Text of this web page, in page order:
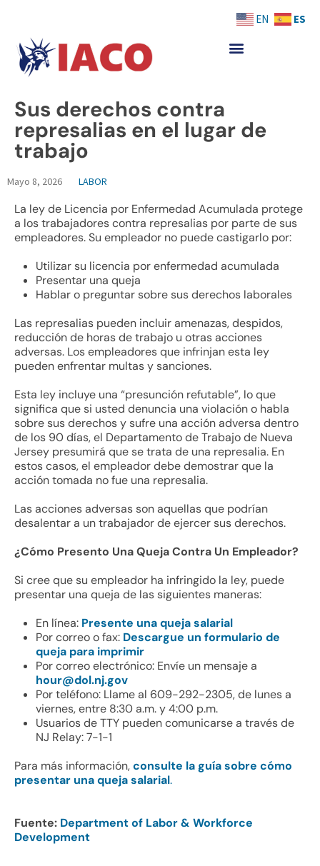
content
Sus derechos contra
represalias en el lugar de
trabajo
Mayo 8, 2026 LABOR
La ley de Licencia por Enfermedad Acumulada protege
a los trabajadores contra represalias por parte de sus
empleadores. Su empleador no puede castigarlo por:
Utilizar su licencia por enfermedad acumulada
Presentar una queja
Hablar o preguntar sobre sus derechos laborales
Las represalias pueden incluir amenazas, despidos,
reducción de horas de trabajo u otras acciones
adversas. Los empleadores que infrinjan esta ley
pueden enfrentar multas y sanciones.
Esta ley incluye una “presunción refutable”, lo que
significa que si usted denuncia una violación o habla
sobre sus derechos y sufre una acción adversa dentro
de los 90 días, el Departamento de Trabajo de Nueva
Jersey presumirá que se trata de una represalia. En
estos casos, el empleador debe demostrar que la
acción tomada no fue una represalia.
Las acciones adversas son aquellas que podrían
desalentar a un trabajador de ejercer sus derechos.
¿Cómo Presento Una Queja Contra Un Empleador?
Si cree que su empleador ha infringido la ley, puede
presentar una queja de las siguientes maneras:
En línea: Presente una queja salarial
Por correo o fax: Descargue un formulario de
queja para imprimir
Por correo electrónico: Envíe un mensaje a
hour@dol.nj.gov
Por teléfono: Llame al 609-292-2305, de lunes a
viernes, entre 8:30 a.m. y 4:00 p.m.
Usuarios de TTY pueden comunicarse a través de
NJ Relay: 7-1-1
Para más información,consulte la guía sobre cómo
presentar una queja salarial.
Fuente: Department of Labor & Workforce
Development
EN ES